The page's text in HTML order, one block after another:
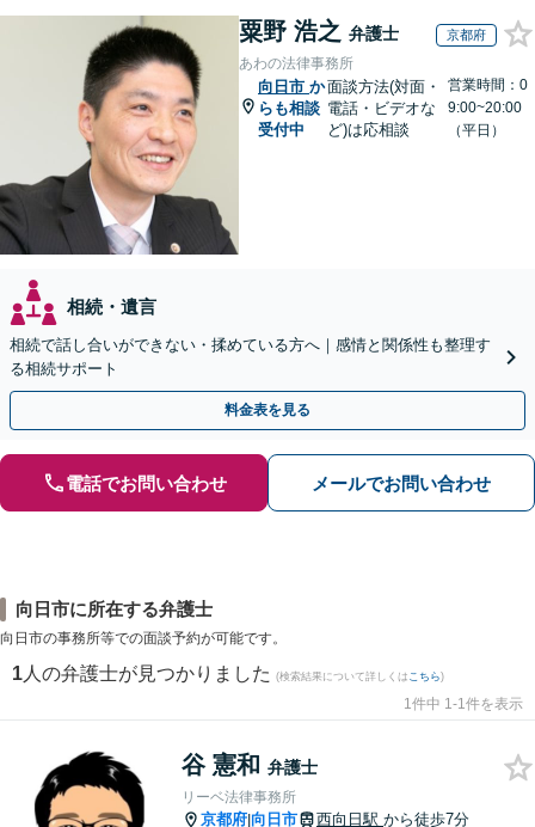
粟野 浩之 弁護士 京都府
あわの法律事務所
向日市 か
らも相談
受付中
面談方法(対面・
電話・ビデオな
ど)は応相談
営業時間：0
9:00~20:00
（平日）
相続・遺言
相続で話し合いができない・揉めている方へ｜感情と関係性も整理す
る相続サポート
料金表を見る
電話でお問い合わせ メールでお問い合わせ
向日市に所在する弁護士
向日市の事務所等での面談予約が可能です。
1 人の弁護士が見つかりました (検索結果について詳しくは こちら)
1件中 1-1件を表示
谷 憲和 弁護士
リーベ法律事務所
京都府|向日市 西向日駅 から徒歩7分